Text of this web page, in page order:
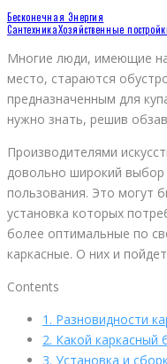
Бесконечная Энергия
СантехникаХозяйственные
Многие люди, имеющие
место, стараются
предназначенным для
нужно знать, решив
Производителями
довольно широкий выбор
пользования. Это могут
установка которых
более оптимальные по
каркасные. О них и
Contents
1. Разновидности
2. Какой каркасный
3. Установка и